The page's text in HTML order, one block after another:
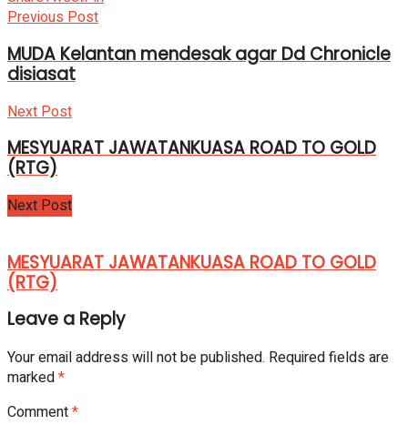
Previous Post
MUDA Kelantan mendesak agar Dd Chronicle
disiasat
Next Post
MESYUARAT JAWATANKUASA ROAD TO GOLD
(RTG)
Next Post
MESYUARAT JAWATANKUASA ROAD TO GOLD
(RTG)
Leave a Reply
Your email address will not be published. Required fields are
marked*
Comment*